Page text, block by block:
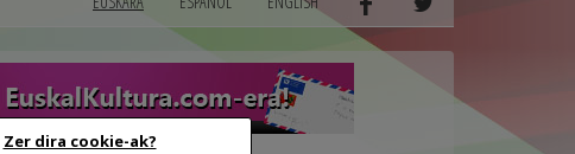
Zer dira cookie-ak?